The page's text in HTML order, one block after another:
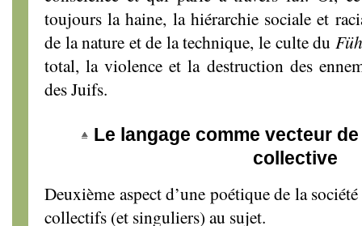
toujours la haine, la hiérarchie sociale et
de la nature et de la technique, le culte du
total, la violence et la destruction des
des Juifs.
Le langage comme vecteur
collective
Deuxième aspect d’une poétique de la
collectifs (et singuliers) au sujet.